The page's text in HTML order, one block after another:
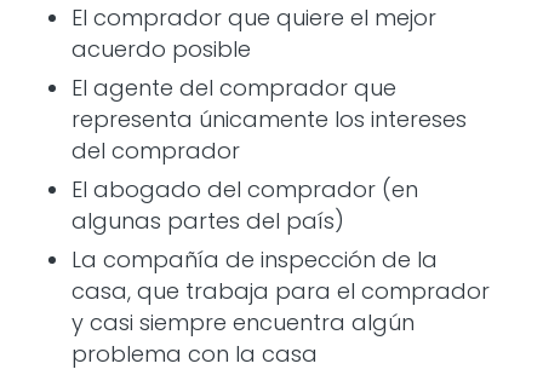
El comprador que quiere el mejor
acuerdo posible
El agente del comprador que
representa únicamente los intereses
del comprador
El abogado del comprador (en
algunas partes del país)
La compañía de inspección de la
casa, que trabaja para el comprador
y casi siempre encuentra algún
problema con la casa